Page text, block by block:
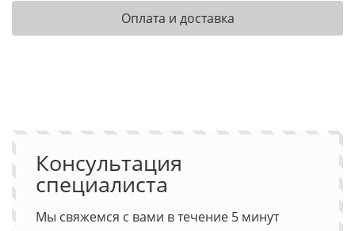
Оплата и доставка
Консультация
специалиста
Мы свяжемся с вами в течение 5 минут